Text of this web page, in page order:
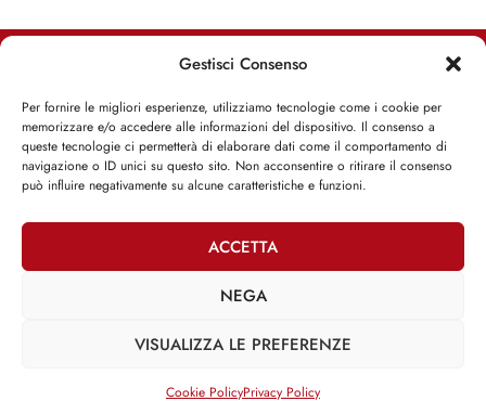
Gestisci Consenso
Per fornire le migliori esperienze, utilizziamo tecnologie come i cookie per
memorizzare e/o accedere alle informazioni del dispositivo. Il consenso a
queste tecnologie ci permetterà di elaborare dati come il comportamento di
navigazione o ID unici su questo sito. Non acconsentire o ritirare il consenso
può influire negativamente su alcune caratteristiche e funzioni.
ACCETTA
NEGA
VISUALIZZA LE PREFERENZE
Cookie PolicyPrivacy Policy
Iscriviti alla Newsletter